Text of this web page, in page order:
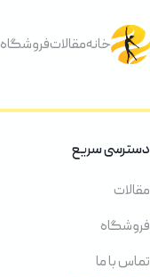
خانهمقالاتفروشگاه
دسترسی سریع
مقالات
فروشگاه
تماس با ما